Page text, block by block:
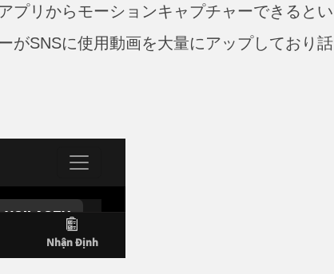
プリからモーションキャプチャーできるとい
がSNSに使用動画を大量にアップしており話